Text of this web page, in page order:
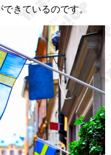
きているのです。